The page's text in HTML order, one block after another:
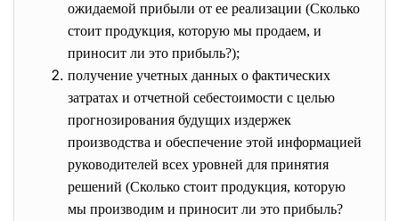
ожидаемой прибыли от ее реализации (Сколько
стоит продукция, которую мы продаем, и
приносит ли это прибыль?);
получение учетных данных о фактических
затратах и отчетной себестоимости с целью
прогнозирования будущих издержек
производства и обеспечение этой информацией
руководителей всех уровней для принятия
решений (Сколько стоит продукция, которую
мы производим и приносит ли это прибыль?